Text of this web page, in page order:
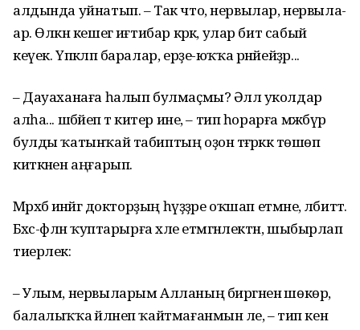
алдында уйнатып. – Так что, нервылар, нервыла-
ар. Өлкән кешегә иғтибар кәрәк, улар бит сабый
кеүек. Үпкәләп баралар, ерҙе-юҡҡа рәнйейҙәр...
– Дауаханаға һалып булмаҫмы? Әллә уколдар
алһа... шәбәйеп тә китер ине, – тип һорарға мәжбүр
булды ҡатынҡай табиптың оҙон тәғәрәккә төшөп
киткәнен аңғарып.
Мәрхәбә инәйгә докторҙың һүҙҙәре оҡшап етмәне, әлбиттә.
Бәхәс-фәлән ҡуптарырға хәле етмәгәнлектән, шыбырлап
тиерлек:
– Улым, нервыларым Алланың биргәненә шөкөр,
балалыҡҡа әйләнеп ҡайтмағанмын әле, – тип кенә